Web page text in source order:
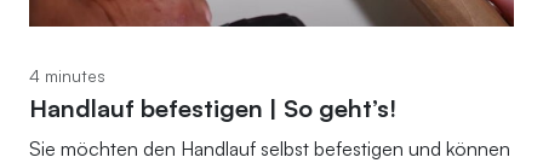
4 minutes
Handlauf befestigen | So geht’s!
Sie möchten den Handlauf selbst befestigen und können